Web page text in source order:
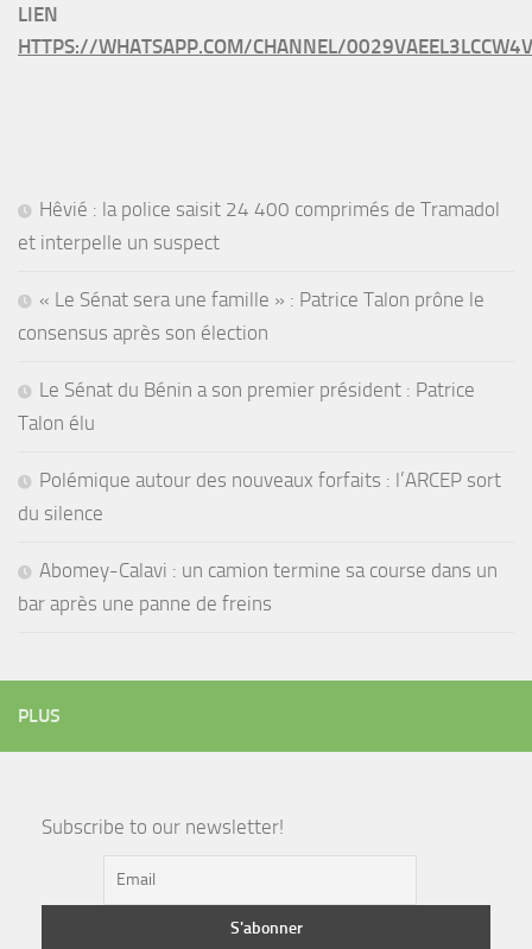
LIEN
HTTPS://WHATSAPP.COM/CHANNEL/
Hêvié : la police saisit 24 400 comprimés de Tramadol
et interpelle un suspect
« Le Sénat sera une famille » : Patrice Talon prône le
consensus après son élection
Le Sénat du Bénin a son premier président : Patrice
Talon élu
Polémique autour des nouveaux forfaits : l’ARCEP sort
du silence
Abomey-Calavi : un camion termine sa course dans un
bar après une panne de freins
PLUS
Subscribe to our newsletter!